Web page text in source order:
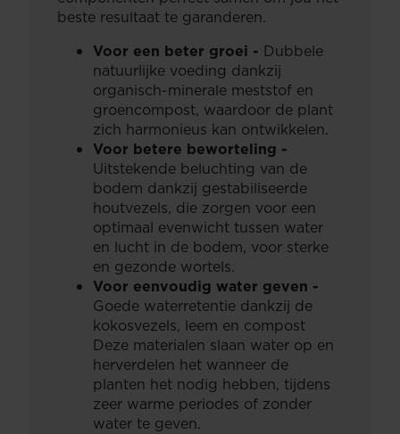
beste resultaat te garanderen.
Voor een beter groei - Dubbele
natuurlijke voeding dankzij
organisch-minerale meststof en
groencompost, waardoor de plant
zich harmonieus kan ontwikkelen.
Voor betere beworteling -
Uitstekende beluchting van de
bodem dankzij gestabiliseerde
houtvezels, die zorgen voor een
optimaal evenwicht tussen water
en lucht in de bodem, voor sterke
en gezonde wortels.
Voor eenvoudig water geven -
Goede waterretentie dankzij de
kokosvezels, leem en compost
Deze materialen slaan water op en
herverdelen het wanneer de
planten het nodig hebben, tijdens
zeer warme periodes of zonder
water te geven.